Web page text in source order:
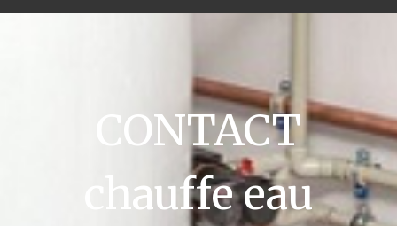
CONTACT
chauffe eau